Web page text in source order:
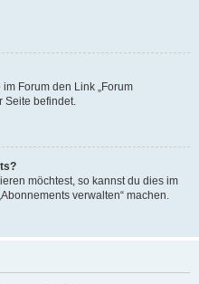
Forum den Link „Forum
Seite befindet.
möchtest, so kannst du dies im
verwalten“ machen.